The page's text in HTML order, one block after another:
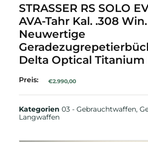
STRASSER RS SOLO
AVA-Tahr Kal. .308
Neuwertige
Delta Optical Titanium
Preis: €2.990,00
Kategorien03 - Gebrauchtwaffen,
Langwaffen